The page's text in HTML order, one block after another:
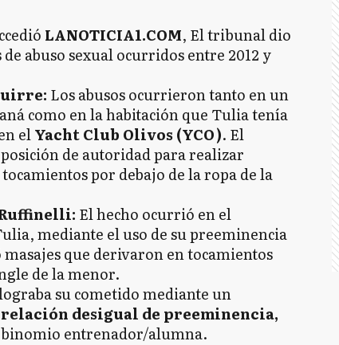
LANOTICIA1.COM, El tribunal dio
abuso sexual ocurridos entre 2012 y
Los abusos ocurrieron tanto en un
como en la habitación que Tulia tenía
elYacht Club Olivos (YCO). El
de autoridad para realizar
por debajo de la ropa de la
El hecho ocurrió en el
mediante el uso de su preeminencia
que derivaron en tocamientos
de la menor.
su cometido mediante un
desigual de preeminencia,
binomio entrenador/alumna.